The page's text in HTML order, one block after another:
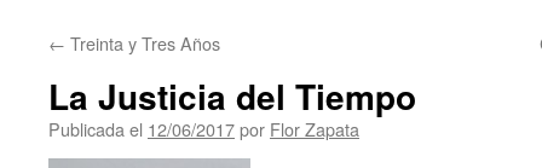
← Treinta y Tres Años
La Justicia del Tiempo
Publicada el 12/06/2017por Flor Zapata